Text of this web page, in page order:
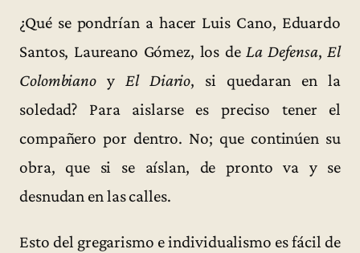
¿Qué se pondrían a hacer Luis Cano, Eduardo
Santos, Laureano Gómez, los deLa Defensa,El
Colombiano yEl Diario, si quedaran en la
soledad? Para aislarse es preciso tener el
compañero por dentro. No; que continúen su
obra, que si se aíslan, de pronto va y se
desnudan en las calles.
Esto del gregarismo e individualismo es fácil de